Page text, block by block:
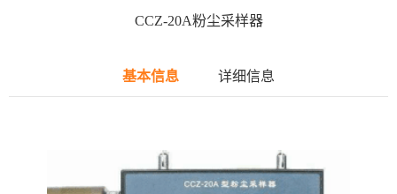
CCZ-20A粉尘采样器
基本信息 详细信息